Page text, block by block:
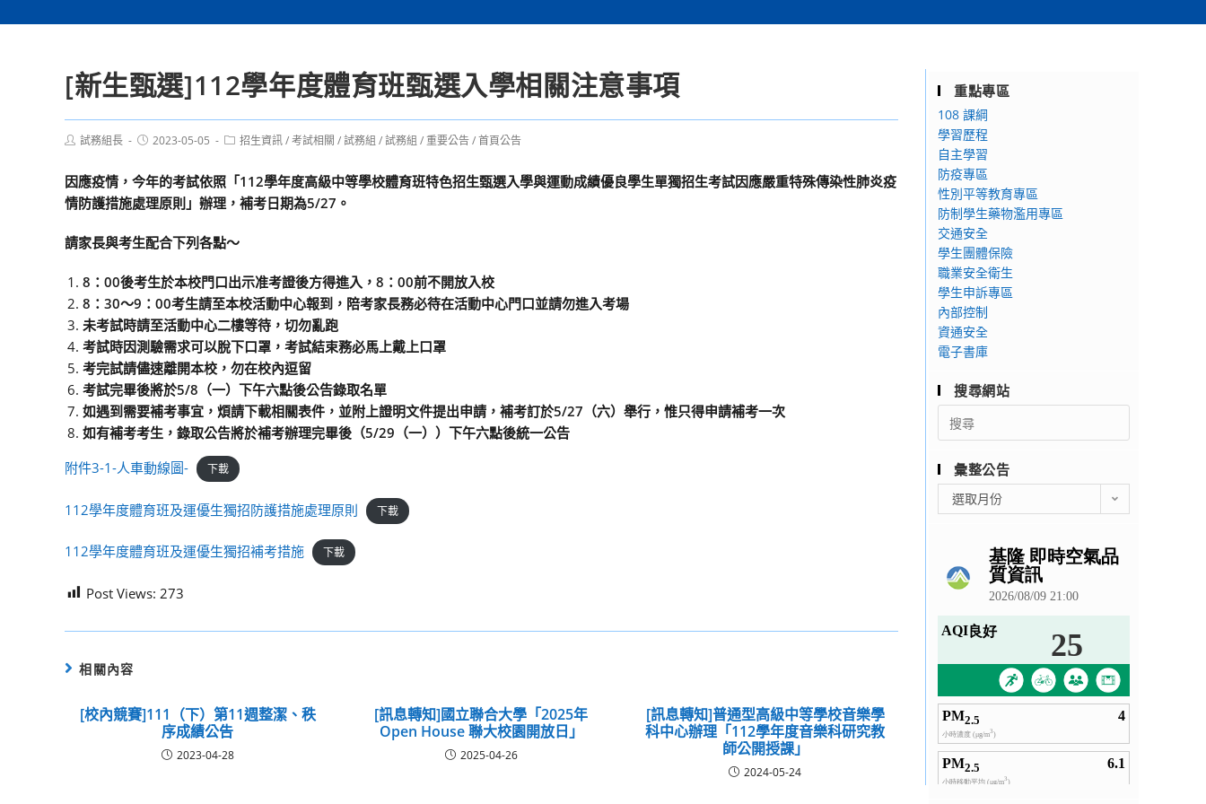
[新生甄選]112學年度體育班甄選入學相關注意事項
Post試務組長
Post2023-05-05
Post招生資訊/考試相關 /試務組 /試務組 /重要公告/首頁公告
因應疫情，今年的考試依照「112學年度高級中等學校體育班特色招生甄選入學與運動成績優良學生單獨招生考試因應嚴重特殊傳染性肺炎疫
情防護措施處理原則」辦理，補考日期為5/27。
請家長與考生配合下列各點～
8：00後考生於本校門口出示准考證後方得進入，8：00前不開放入校
8：30～9：00考生請至本校活動中心報到，陪考家長務必待在活動中心門口並請勿進入考場
未考試時請至活動中心二樓等待，切勿亂跑
考試時因測驗需求可以脫下口罩，考試結束務必馬上戴上口罩
考完試請儘速離開本校，勿在校內逗留
考試完畢後將於5/8（一） 下午六點後公告錄取名單
如遇到需要補考事宜，煩請下載相關表件，並附上證明文件提出申請，補考訂於5/27（六）舉行，惟只得申請補考一次
如有補考考生，錄取公告將於補考辦理完畢後（5/29（一）） 下午六點後統一公告
附件3-1-人車動線圖-
下載
112學年度體育班及運優生獨招防護措施處理原則 下載
112學年度體育班及運優生獨招補考措施 下載
Post Views: 273
相關內容
[校內競賽]111（下）第11週整潔、秩
序成績公告
2023-04-28
[訊息轉知]國立聯合大學「2025年
Open House 聯大校園開放日」
2025-04-26
[訊息轉知]普通型高級中等學校音樂學
科中心辦理「112學年度音樂科研究教
師公開授課」
2024-05-24
重點專區
108 課綱
學習歷程
自主學習
防疫專區
性別平等教育專區
防制學生藥物濫用專區
交通安全
學生團體保險
職業安全衛生
學生申訴專區
內部控制
資通安全
電子書庫
搜尋網站
Search
for:
彙整公告
整
選取月份